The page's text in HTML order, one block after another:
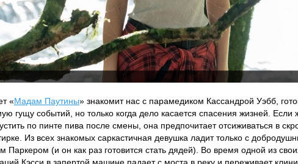
«Мадам Паутины» знакомит нас с парамедиком Кассандрой Уэбб,
гущу событий, но только когда дело касается спасения жизней. Если
по пинте пива после смены, она предпочитает отсиживаться в
Из всех знакомых саркастичная девушка ладит только с
Паркером (и он как раз готовится стать дядей). Во время одной из